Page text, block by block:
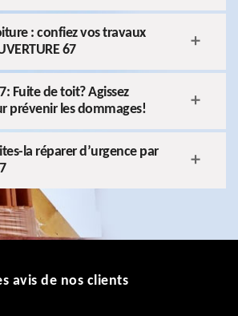
: confiez vos travaux
67
Fuite de toit? Agissez
prévenir les dommages!
la réparer d’urgence par
avis de nos clients